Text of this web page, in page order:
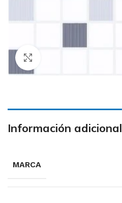
Información adicional
MARCA